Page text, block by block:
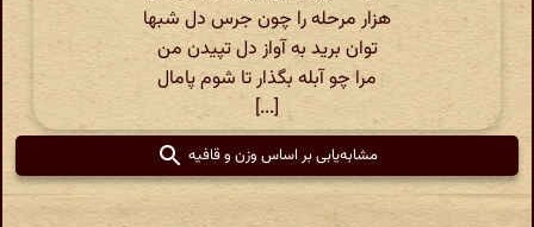
هزار مرحله را چون جرس دل شبها
توان برید به آواز دل تپیدن من
مرا چو آبله بگذار تا شوم پامال
[...]
مشابه‌یابی بر اساس وزن و قافیه